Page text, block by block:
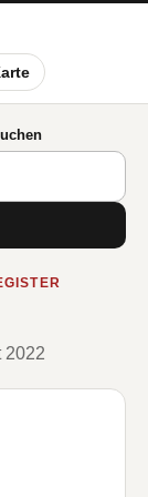
2022